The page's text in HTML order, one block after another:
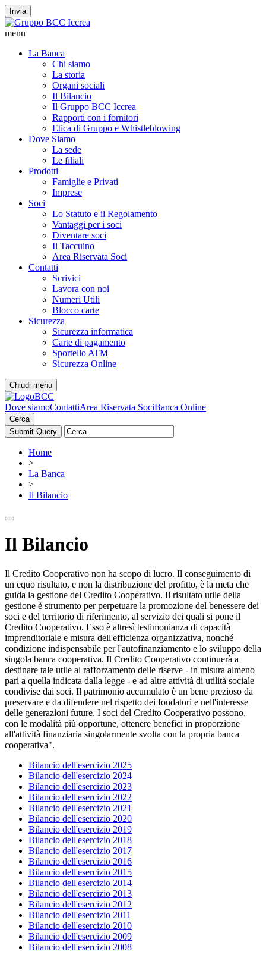
Invia
menu
La Banca
Chi siamo
La storia
Organi sociali
Il Bilancio
Il Gruppo BCC Iccrea
Rapporti con i fornitori
Etica di Gruppo e Whistleblowing
Dove Siamo
La sede
Le filiali
Prodotti
Famiglie e Privati
Imprese
Soci
Lo Statuto e il Regolamento
Vantaggi per i soci
Diventare soci
Il Taccuino
Area Riservata Soci
Contatti
Scrivici
Lavora con noi
Numeri Utili
Blocco carte
Sicurezza
Sicurezza informatica
Carte di pagamento
Sportello ATM
Sicurezza Online
Chiudi menu
Dove siamoContattiArea Riservata SociBanca Online
Cerca
Home
>
La Banca
>
Il Bilancio
Il Bilancio
Il Credito Cooperativo non ha scopo di lucro. Il conseguimento di
un equo risultato, e non la distribuzione del profitto, è la meta che
guida la gestione del Credito Cooperativo. Il risultato utile della
gestione è strumento per perpetuare la promozione del benessere dei
soci e del territorio di riferimento, al servizio dei quali si pone il
Credito Cooperativo. Esso è altresì testimonianza di capacità
imprenditoriale e misura dell'efficienza organizzativa, nonché
condizione indispensabile per l'autofinanziamento e lo sviluppo della
singola banca cooperativa. Il Credito Cooperativo continuerà a
destinare tale utile al rafforzamento delle riserve - in misura almeno
pari a quella indicata dalla legge - e ad altre attività di utilità sociale
condivise dai soci. Il patrimonio accumulato è un bene prezioso da
preservare e da difendere nel rispetto dei fondatori e nell'interesse
delle generazioni future. I soci del Credito Cooperativo possono,
con le modalità più opportune, ottenere benefici in proporzione
all'attività finanziaria singolarmente svolta con la propria banca
cooperativa".
Bilancio dell'esercizio 2025
Bilancio dell'esercizio 2024
Bilancio dell'esercizio 2023
Bilancio dell'esercizio 2022
Bilancio dell'esercizio 2021
Bilancio dell'esercizio 2020
Bilancio dell'esercizio 2019
Bilancio dell'esercizio 2018
Bilancio dell'esercizio 2017
Bilancio dell'esercizio 2016
Bilancio dell'esercizio 2015
Bilancio dell'esercizio 2014
Bilancio dell'esercizio 2013
Bilancio dell'esercizio 2012
Bilancio dell'esercizio 2011
Bilancio dell'esercizio 2010
Bilancio dell'esercizio 2009
Bilancio dell'esercizio 2008